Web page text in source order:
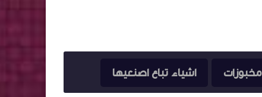
مخبوزات اشياء تباع اصنعيها